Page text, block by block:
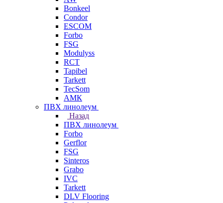
Bonkeel
Condor
ESCOM
Forbo
FSG
Modulyss
RCT
Tapibel
Tarkett
TecSom
АМК
ПВХ линолеум
Назад
ПВХ линолеум
Forbo
Gerflor
FSG
Sinteros
Grabo
IVC
Tarkett
DLV Flooring